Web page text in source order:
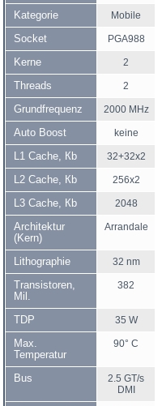
Kategorie Mobile
Socket PGA988
Kerne 2
Threads 2
Grundfrequenz 2000 MHz
Auto Boost keine
L1 Cache, Кb 32+32x2
L2 Cache, Кb 256x2
L3 Cache, Кb 2048
Architektur
(Kern)
Arrandale
Lithographie 32 nm
Transistoren,
Mil.
382
TDP 35 W
Max.
Temperatur
90° C
Bus
2.5 GT/s
DMI